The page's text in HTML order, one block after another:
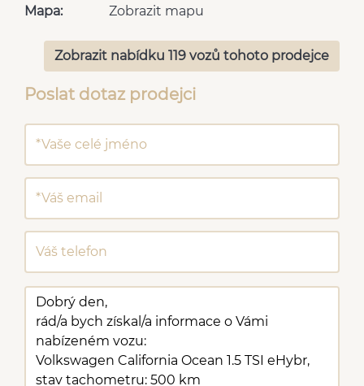
Mapa:
Zobrazit mapu
Zobrazit nabídku 119 vozů tohoto prodejce
Poslat dotaz prodejci